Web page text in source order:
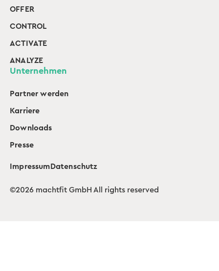
OFFER
CONTROL
ACTIVATE
ANALYZE
Unternehmen
Partner werden
Karriere
Downloads
Presse
©2026 machtfit GmbH All rights reserved
Impressum Datenschutz